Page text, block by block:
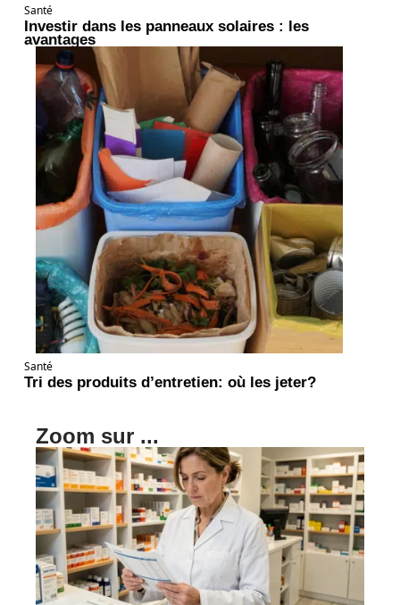
Santé
Investir dans les panneaux solaires : les
avantages
Santé
Tri des produits d’entretien: où les jeter?
Zoom sur ...